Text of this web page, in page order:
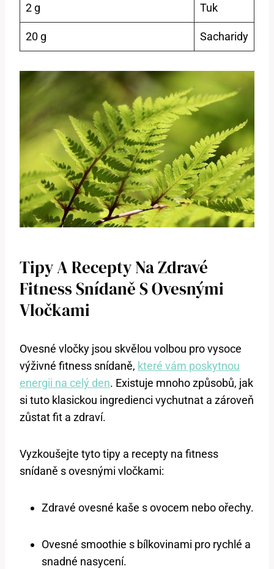
2 g Tuk
20 g Sacharidy
Tipy A Recepty Na Zdravé
Fitness Snídaně S Ovesnými
Vločkami
Ovesné vločky jsou skvělou volbou pro vysoce
výživné fitness snídaně, které vám poskytnou
energii na celý den. Existuje mnoho způsobů, jak
si tuto klasickou ingredienci vychutnat a zároveň
zůstat fit a zdraví.
Vyzkoušejte tyto tipy a recepty na fitness
snídaně s ovesnými vločkami:
Zdravé ovesné kaše s ovocem nebo ořechy.
Ovesné smoothie s bílkovinami pro rychlé a
snadné nasycení.